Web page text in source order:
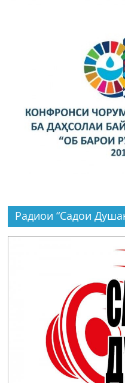
Радиои “Садои